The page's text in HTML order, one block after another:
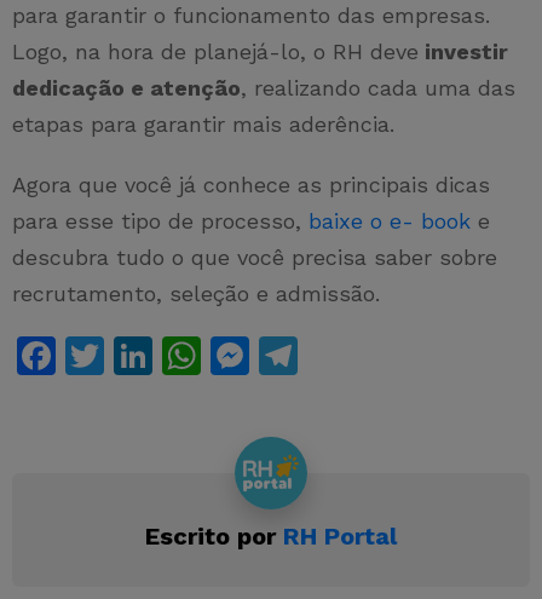
para garantir o funcionamento das empresas.
Logo, na hora de planejá-lo, o RH deve investir
dedicação e atenção, realizando cada uma das
etapas para garantir mais aderência.
Agora que você já conhece as principais dicas
para esse tipo de processo, baixe o e- book e
descubra tudo o que você precisa saber sobre
recrutamento, seleção e admissão.
F
T
Li
n
W
p
M
s
s
e
n
gr
a
m
Escrito por RH Portal